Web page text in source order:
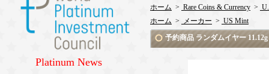
Platinum News
ホーム > Rare Coins & Currency >
ホーム > メーカー > US Mint
予約商品 ランダムイヤー